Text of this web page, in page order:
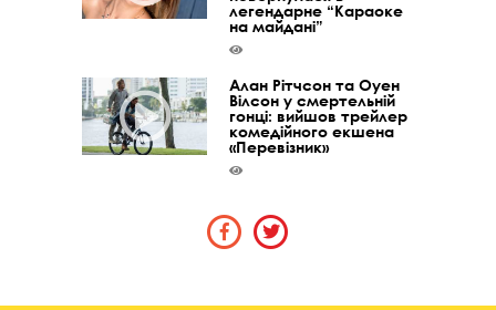
легендарне “Караоке
на майдані”
Алан Рітчсон та Оуен
Вілсон у смертельній
гонці: вийшов трейлер
комедійного екшена
«Перевізник»